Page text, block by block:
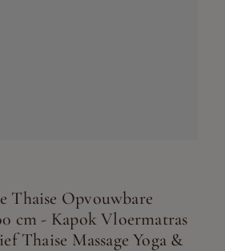
Thaise Opvouwbare
cm - Kapok Vloermatras
Thaise Massage Yoga &